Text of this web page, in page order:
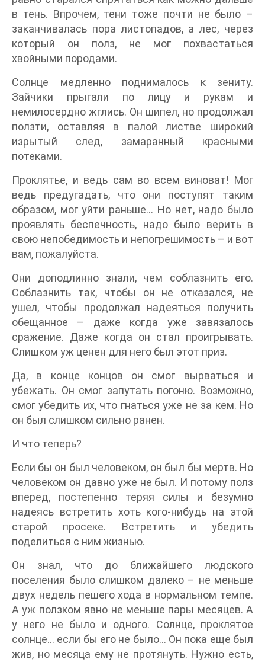
в тень. Впрочем, тени тоже почти не было –
заканчивалась пора листопадов, а лес, через
который он полз, не мог похвастаться
хвойными породами.
Солнце медленно поднималось к зениту.
Зайчики прыгали по лицу и рукам и
немилосердно жглись. Он шипел, но продолжал
ползти, оставляя в палой листве широкий
изрытый след, замаранный красными
потеками.
Проклятье, и ведь сам во всем виноват! Мог
ведь предугадать, что они поступят таким
образом, мог уйти раньше… Но нет, надо было
проявлять беспечность, надо было верить в
свою непобедимость и непогрешимость – и вот
вам, пожалуйста.
Они доподлинно знали, чем соблазнить его.
Соблазнить так, чтобы он не отказался, не
ушел, чтобы продолжал надеяться получить
обещанное – даже когда уже завязалось
сражение. Даже когда он стал проигрывать.
Слишком уж ценен для него был этот приз.
Да, в конце концов он смог вырваться и
убежать. Он смог запутать погоню. Возможно,
смог убедить их, что гнаться уже не за кем. Но
он был слишком сильно ранен.
И что теперь?
Если бы он был человеком, он был бы мертв. Но
человеком он давно уже не был. И потому полз
вперед, постепенно теряя силы и безумно
надеясь встретить хоть кого-нибудь на этой
старой просеке. Встретить и убедить
поделиться с ним жизнью.
Он знал, что до ближайшего людского
поселения было слишком далеко – не меньше
двух недель пешего хода в нормальном темпе.
А уж ползком явно не меньше пары месяцев. А
у него не было и одного. Солнце, проклятое
солнце… если бы его не было… Он пока еще был
жив, но месяца ему не протянуть. Нужно есть,